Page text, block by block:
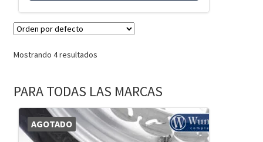
Mostrando 4 resultados
PARA TODAS LAS MARCAS
AGOTADO